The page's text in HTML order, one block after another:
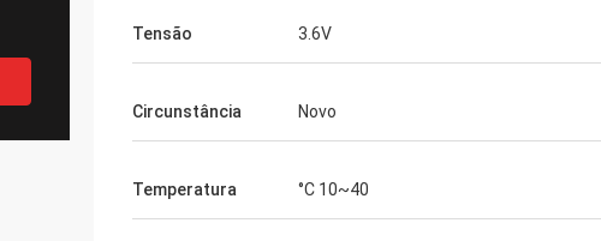
Tensão 3.6V
Circunstância Novo
Temperatura °C 10~40